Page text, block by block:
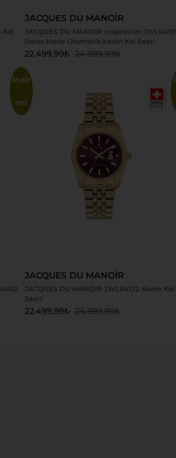
Kol
JACQUES DU MANOİR
JACQUES DU MANOIR Inspiration
Swiss Made Otomatik Kadın Kol Saati
24.999,99₺
22.499,99₺
İndir
im!
JACQUES DU MANOİR
JACQUES DU MANOIR JWL04122 Kadın Kol
Saati
24.999,99₺
22.499,99₺